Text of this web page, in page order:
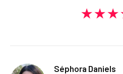
Séphora Daniels